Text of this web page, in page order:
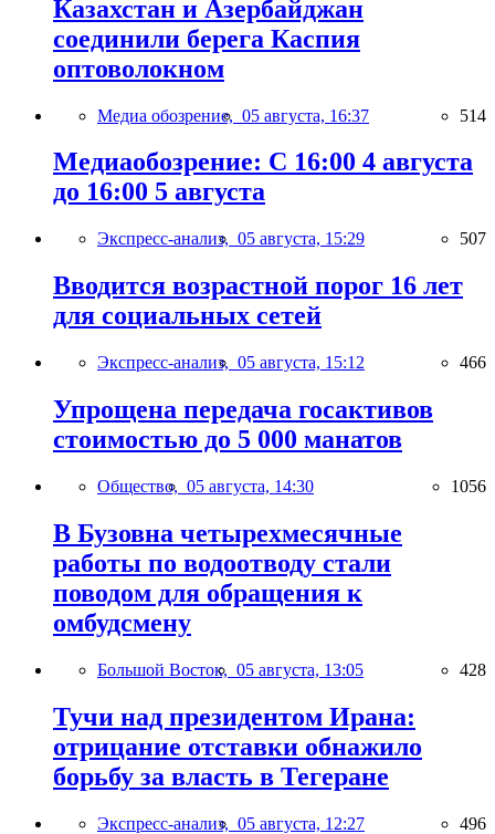
Казахстан и Азербайджан
соединили берега Каспия
оптоволокном
Медиа обозрение, 05 августа, 16:37 514
Медиаобозрение: С 16:00 4 августа
до 16:00 5 августа
Экспресс-анализ, 05 августа, 15:29 507
Вводится возрастной порог 16 лет
для социальных сетей
Экспресс-анализ, 05 августа, 15:12 466
Упрощена передача госактивов
стоимостью до 5 000 манатов
Общество, 05 августа, 14:30 1056
В Бузовна четырехмесячные
работы по водоотводу стали
поводом для обращения к
омбудсмену
Большой Восток, 05 августа, 13:05 428
Тучи над президентом Ирана:
отрицание отставки обнажило
борьбу за власть в Тегеране
Экспресс-анализ, 05 августа, 12:27 496